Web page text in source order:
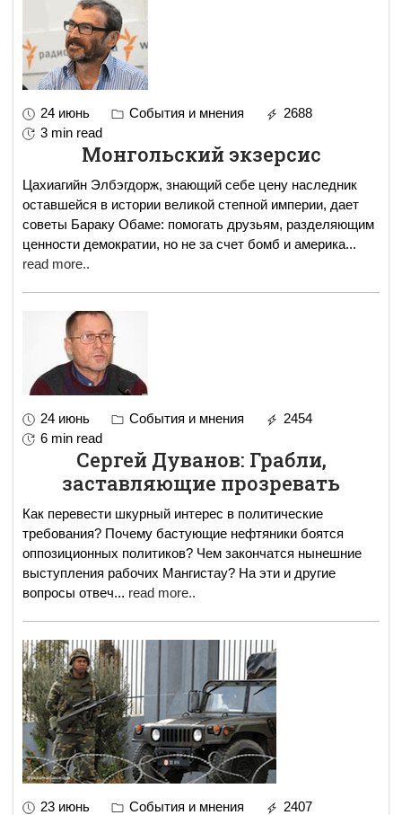
24 июнь События и мнения
2688
3 min read
Монгольский экзерсис
Цахиагийн Элбэгдорж, знающий себе цену наследник
оставшейся в истории великой степной империи, дает
советы Бараку Обаме: помогать друзьям, разделяющим
ценности демократии, но не за счет бомб и америка...
read more..
24 июнь События и мнения
2454
6 min read
Сергей Дуванов: Грабли,
заставляющие прозревать
Как перевести шкурный интерес в политические
требования? Почему бастующие нефтяники боятся
оппозиционных политиков? Чем закончатся нынешние
выступления рабочих Мангистау? На эти и другие
вопросы отвеч... read more..
23 июнь События и мнения
2407